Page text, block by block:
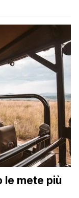
le mete più